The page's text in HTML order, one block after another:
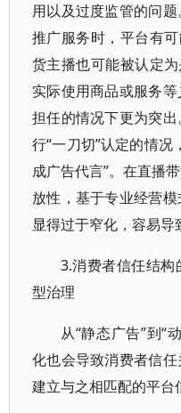
用以及过度监管的问
推广服务时，平台有
货主播也可能被认定
实际使用商品或服务
担任的情况下更为突
行“一刀切”认定的情况
成广告代言”。在直播
放性，基于专业经营
显得过于窄化，容易导
3.消费者信任结
型治理
从“静态广告”到“
化也会导致消费者信
建立与之相匹配的平台